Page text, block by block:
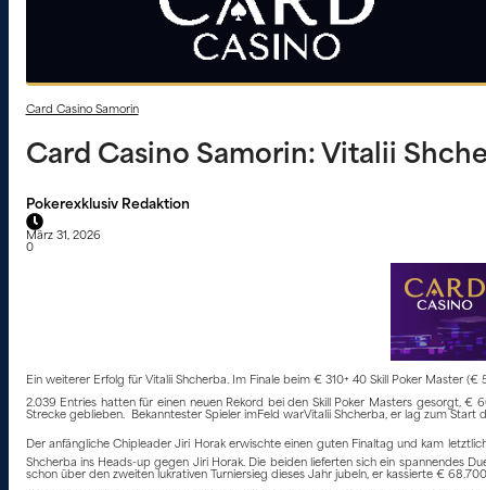
Card Casino Samorin
Card Casino Samorin: Vitalii
Pokerexklusiv Redaktion
März 31, 2026
0
Ein weiterer Erfolg für Vitalii Shcherba. Im Finale beim € 310+ 40 Skill Poker Master
2.039 Entries hatten für einen neuen Rekord bei den Skill Poker Masters gesorgt, €
Strecke geblieben. Bekanntester Spieler imFeld warVitalii Shcherba, er lag zum Start
Der anfängliche Chipleader Jiri Horak erwischte einen guten Finaltag und kam
Shcherba ins Heads-up gegen Jiri Horak. Die beiden lieferten sich ein spannendes
schon über den zweiten lukrativen Turniersieg dieses Jahr jubeln, er kassierte €